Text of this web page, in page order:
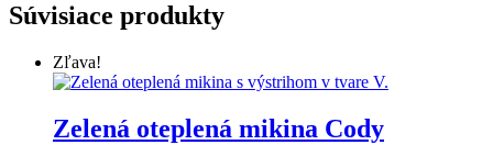
was:
22.90 €.
is:
12.90 €.
Súvisiace produkty
Zľava!
Zelená oteplená mikina Cody